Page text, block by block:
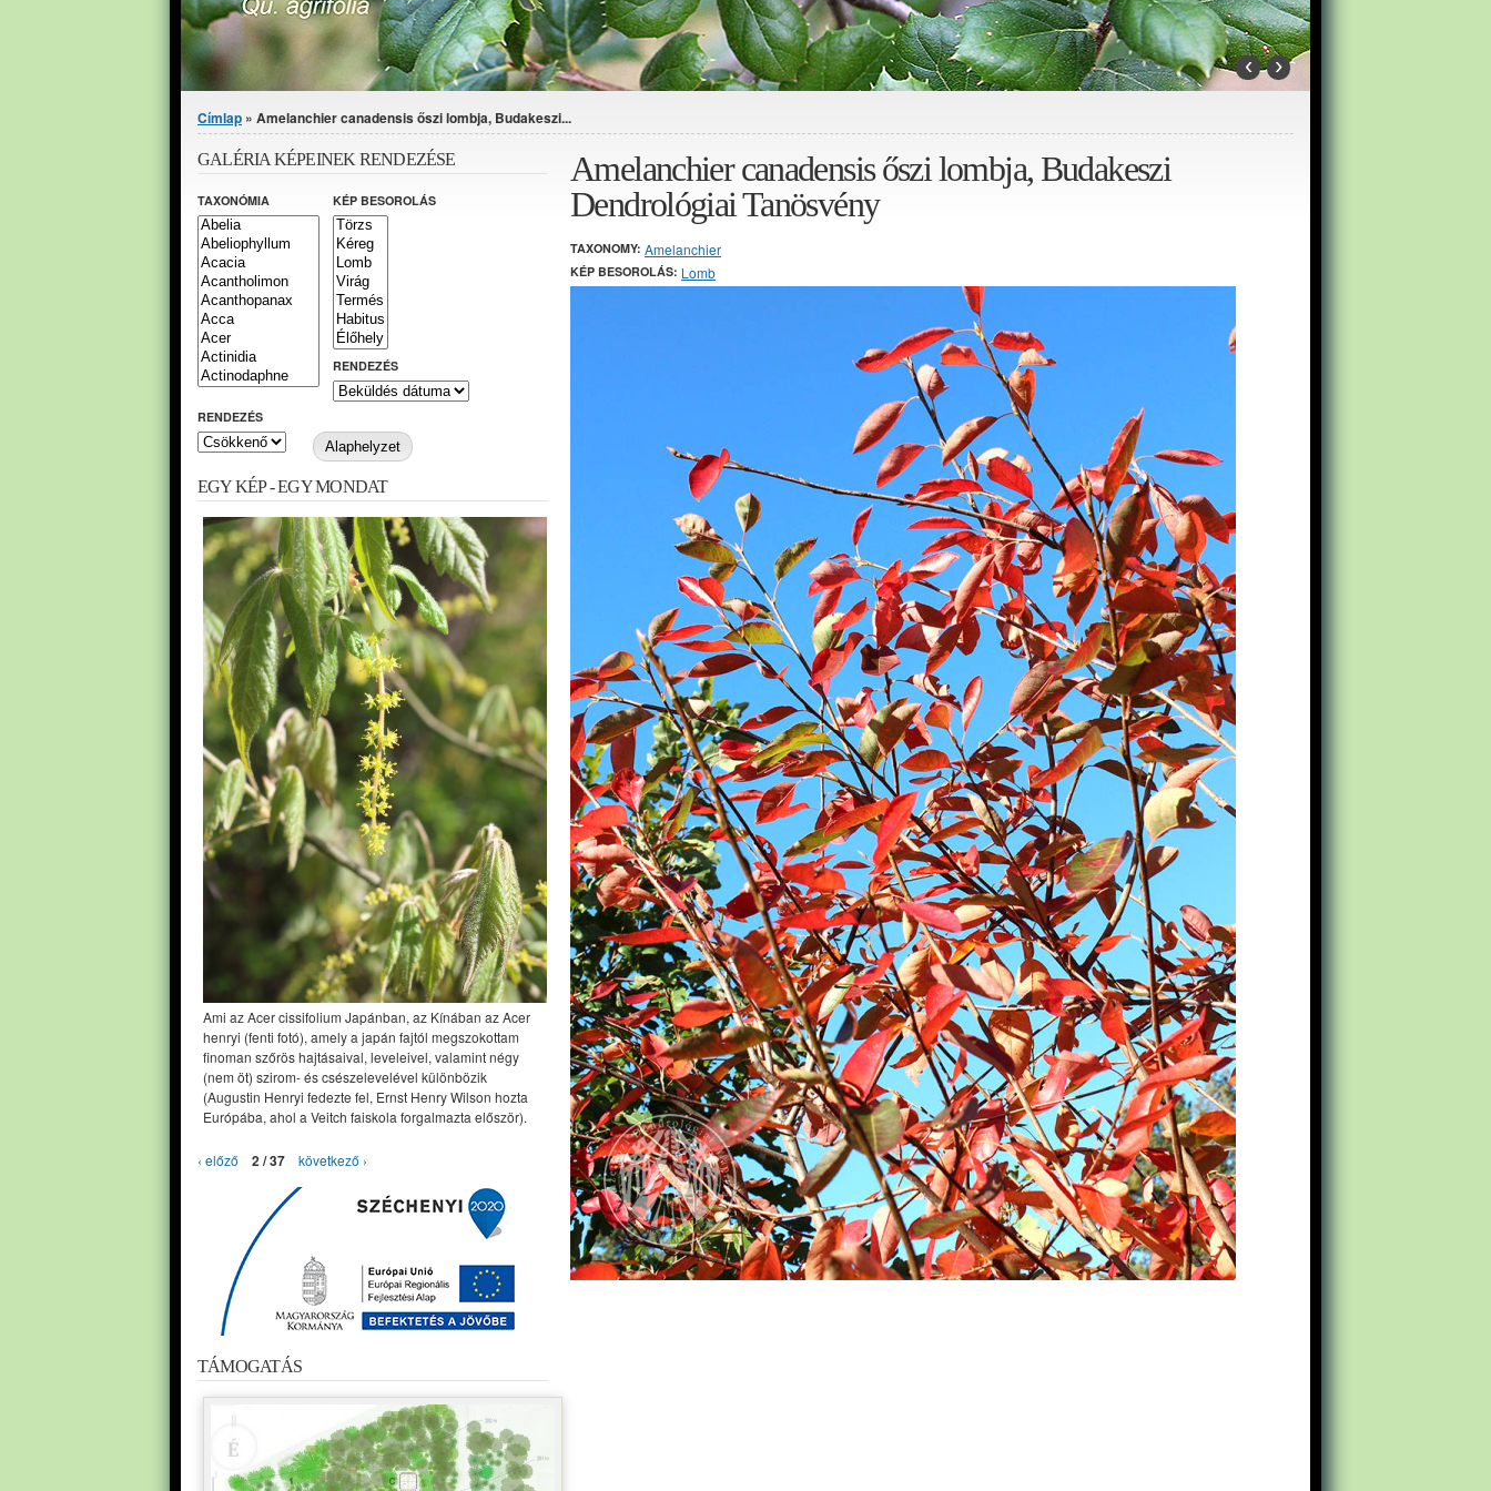
‹ ›
Jelenlegi hely
Címlap » Amelanchier canadensis őszi lombja, Budakeszi...
Amelanchier canadensis őszi lombja, Budakeszi
Dendrológiai Tanösvény
TAXONOMY: Amelanchier
KÉP BESOROLÁS: Lomb
GALÉRIA KÉPEINEK RENDEZÉSE
TAXONÓMIA KÉP BESOROLÁS
RENDEZÉS
RENDEZÉS
EGY KÉP - EGY MONDAT
Ami az Acer cissifolium Japánban, az Kínában az Acer
henryi (fenti fotó), amely a japán fajtól megszokottam
finoman szőrös hajtásaival, leveleivel, valamint négy
(nem öt) szirom- és csészelevelével különbözik
(Augustin Henryi fedezte fel, Ernst Henry Wilson hozta
Európába, ahol a Veitch faiskola forgalmazta először).
‹ előző 2 / 37 következő ›
TÁMOGATÁS